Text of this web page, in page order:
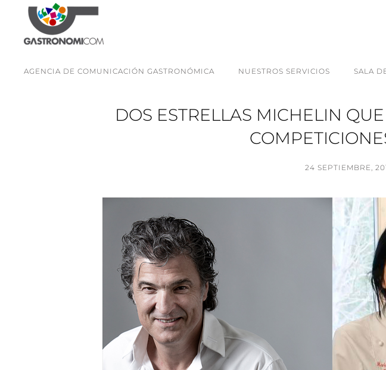
AGENCIA DE COMUNICACIÓN GASTRONÓMICA NUESTROS SERVICIOS SALA
DOS ESTRELLAS MICHELIN
24 SEPTIEMBRE,